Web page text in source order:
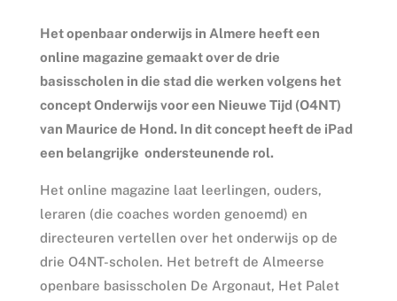
Het openbaar onderwijs in Almere heeft een
online magazine gemaakt over de drie
basisscholen in die stad die werken volgens het
concept Onderwijs voor een Nieuwe Tijd (O4NT)
van Maurice de Hond. In dit concept heeft de iPad
een belangrijke ondersteunende rol.
Het online magazine laat leerlingen, ouders,
leraren (die coaches worden genoemd) en
directeuren vertellen over het onderwijs op de
drie O4NT-scholen. Het betreft de Almeerse
openbare basisscholen De Argonaut, Het Palet